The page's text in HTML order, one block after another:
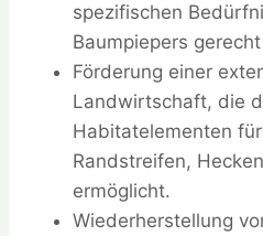
spezifischen
Baumpiepers
Förderung einer
Landwirtschaft, die
Habitatelementen
Randstreifen,
ermöglicht.
Wiederherstellung